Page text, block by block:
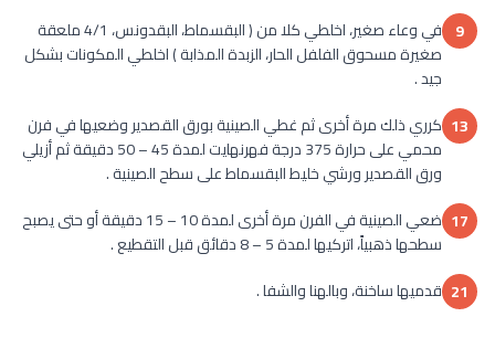
9
في وعاء صغير، اخلطي كلا من ( البقسماط، البقدونس، 4/1 ملعقة
صغيرة مسحوق الفلفل الحار، الزبدة المذابة ) اخلطي المكونات بشكل
جيد .
13 كرري ذلك مرة أخرى ثم غطي الصينية بورق القصدير وضعيها في فرن
محمي على حرارة 375 درجة فهرنهايت لمدة 45 – 50 دقيقة ثم أزيلي
ورق القصدير ورشي خليط البقسماط على سطح الصينية .
17
ضعي الصينية في الفرن مرة أخرى لمدة 10 – 15 دقيقة أو حتى يصبح
سطحها ذهبياً، اتركيها لمدة 5 – 8 دقائق قبل التقطيع .
21 قدميها ساخنة، وبالهنا والشفا .